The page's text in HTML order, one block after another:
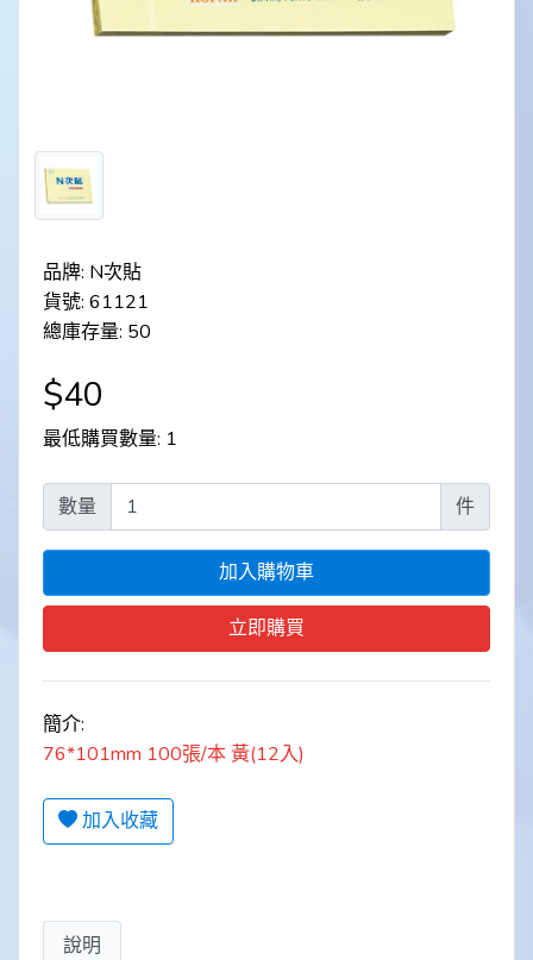
品牌: N次貼
貨號: 61121
總庫存量: 50
$40
最低購買數量: 1
數量 件
加入購物車
立即購買
簡介:
76*101mm 100張/本 黃(12入)
加入收藏
說明